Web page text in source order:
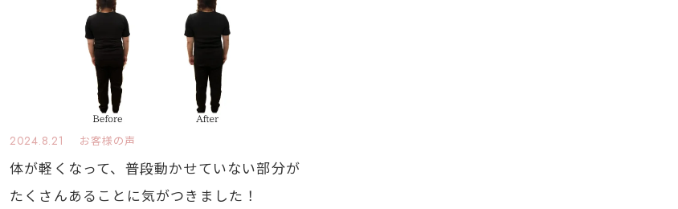
2024.8.21 お客様の声
体が軽くなって、普段動かせていない部分が
たくさんあることに気がつきました！